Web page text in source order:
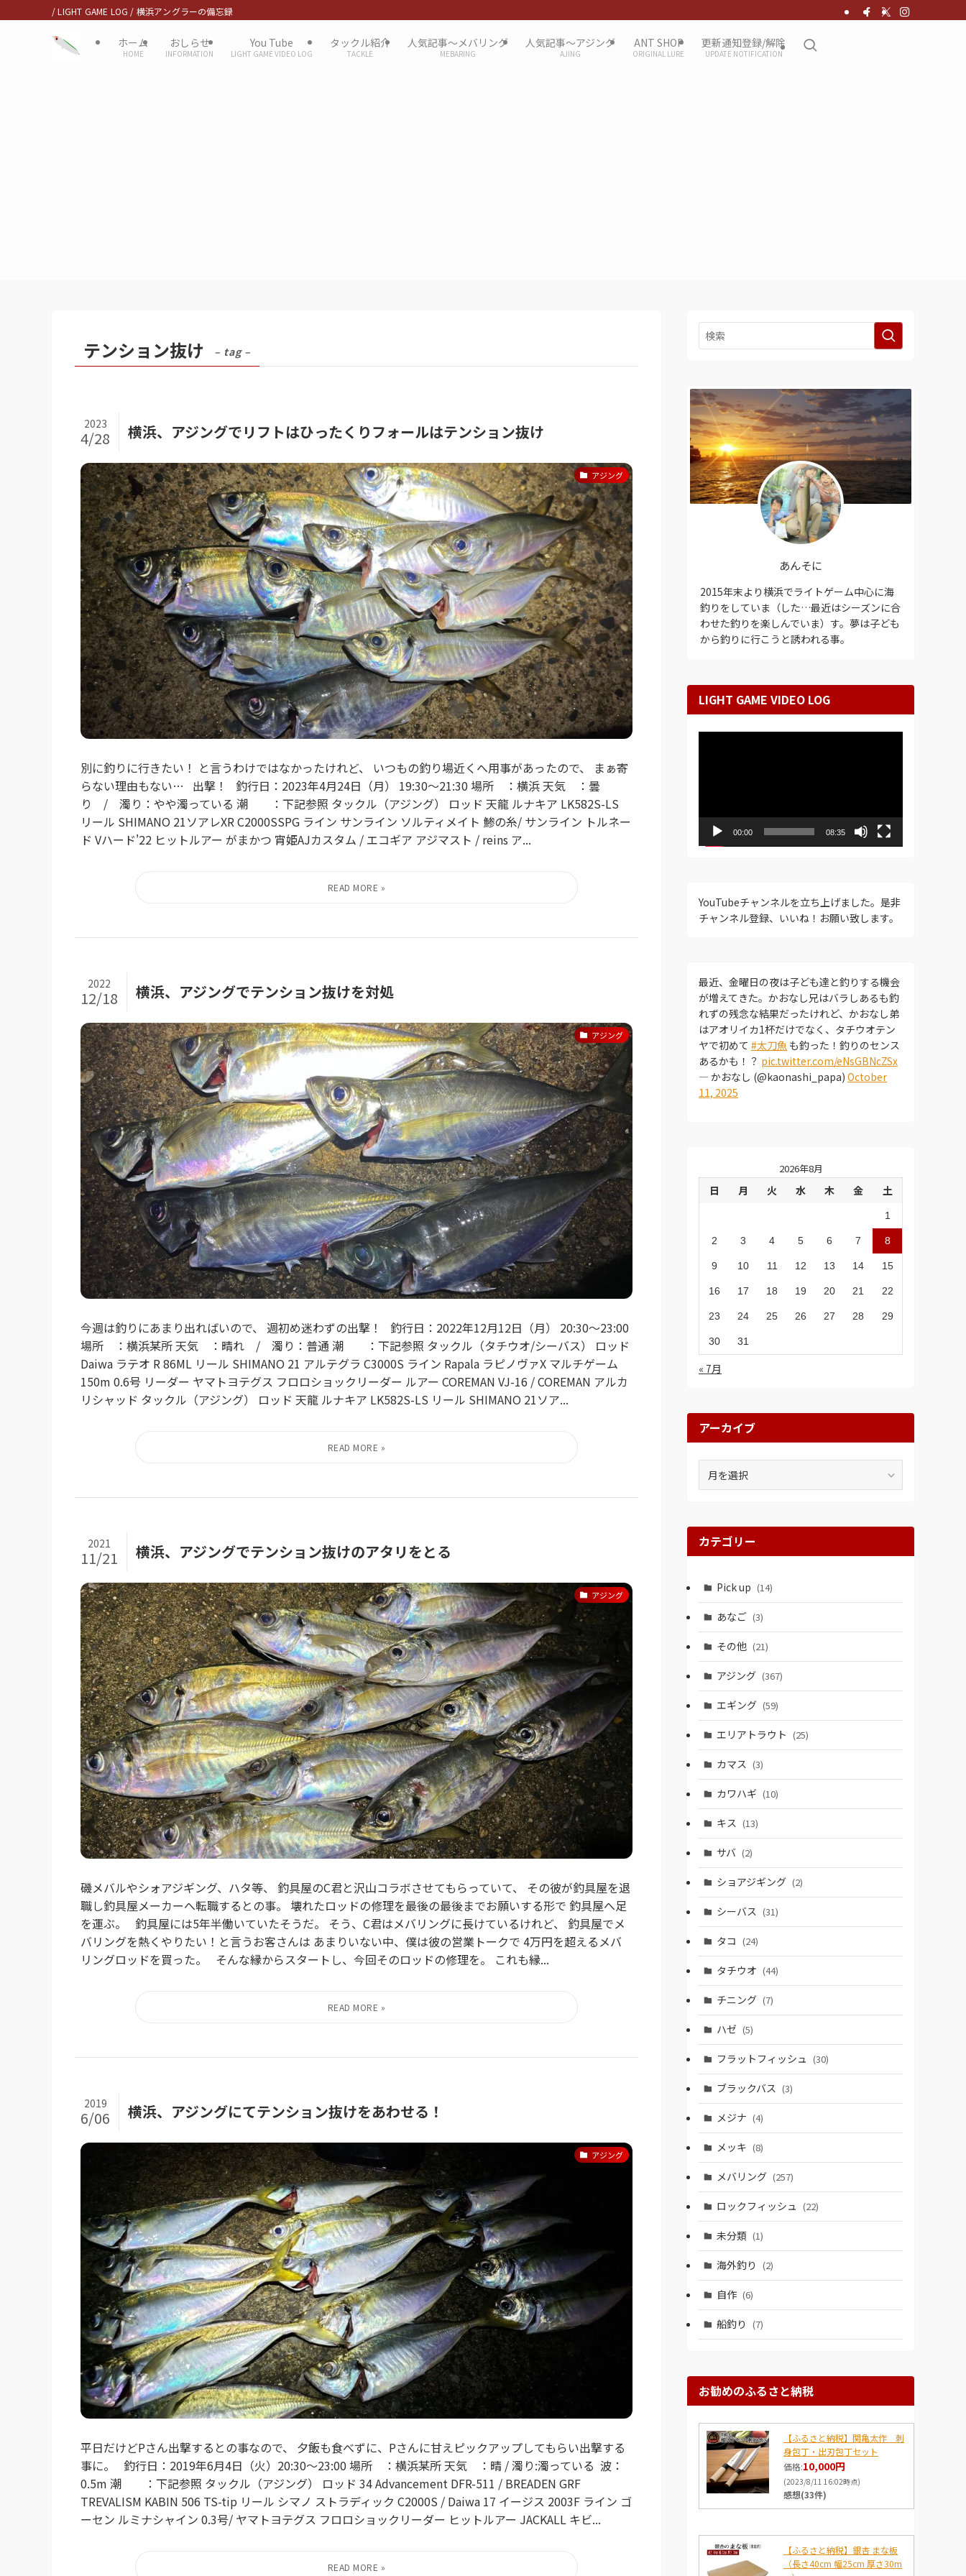
/ LIGHT GAME LOG / 横浜アングラーの備忘録
ホーム
HOME
おしらせ
INFORMATION
You Tube
LIGHT GAME VIDEO LOG
タックル紹介
TACKLE
人気記事〜メバリング
MEBARING
人気記事〜アジング
AJING
ANT SHOP
ORIGINAL LURE
更新通知登録/解除
UPDATE NOTIFICATION
テンション抜け – tag –
横浜、アジングでリフトはひったくりフォールはテンション抜け
2023
4/28
アジング
別に釣りに行きたい！ と言うわけではなかったけれど、 いつもの釣り場近くへ用事があったので、 まぁ寄
らない理由もない… 出撃！ 釣行日：2023年4月24日（月） 19:30〜21:30 場所 ：横浜 天気 ：曇
り / 濁り：やや濁っている 潮 ：下記参照 タックル（アジング） ロッド 天龍 ルナキア LK582S-LS
リール SHIMANO 21ソアレXR C2000SSPG ライン サンライン ソルティメイト 鯵の糸/ サンライン トルネー
ド Vハード'22 ヒットルアー がまかつ 宵姫AJカスタム / エコギア アジマスト / reins ア...
横浜、アジングでテンション抜けを対処
2022
12/18
アジング
今週は釣りにあまり出ればいので、 週初め迷わずの出撃！ 釣行日：2022年12月12日（月） 20:30〜23:00
場所 ：横浜某所 天気 ：晴れ / 濁り：普通 潮 ：下記参照 タックル（タチウオ/シーバス） ロッド
Daiwa ラテオ R 86ML リール SHIMANO 21 アルテグラ C3000S ライン Rapala ラピノヴァX マルチゲーム
150m 0.6号 リーダー ヤマトヨテグス フロロショックリーダー ルアー COREMAN VJ-16 / COREMAN アルカ
リシャッド タックル（アジング） ロッド 天龍 ルナキア LK582S-LS リール SHIMANO 21ソア...
横浜、アジングでテンション抜けのアタリをとる
2021
11/21
アジング
磯メバルやシォアジギング、ハタ等、 釣具屋のC君と沢山コラボさせてもらっていて、 その彼が釣具屋を退
職し釣具屋メーカーへ転職するとの事。 壊れたロッドの修理を最後の最後までお願いする形で 釣具屋へ足
を運ぶ。 釣具屋には5年半働いていたそうだ。 そう、C君はメバリングに長けているけれど、 釣具屋でメ
バリングを熱くやりたい！と言うお客さんは あまりいない中、僕は彼の営業トークで 4万円を超えるメバ
リングロッドを買った。 そんな縁からスタートし、今回そのロッドの修理を。 これも縁...
横浜、アジングにてテンション抜けをあわせる！
2019
6/06
アジング
平日だけどPさん出撃するとの事なので、 夕飯も食べずに、Pさんに甘えピックアップしてもらい出撃する
事に。 釣行日：2019年6月4日（火）20:30～23:00 場所 ：横浜某所 天気 ：晴 / 濁り:濁っている 波：
0.5m 潮 ：下記参照 タックル（アジング） ロッド 34 Advancement DFR-511 / BREADEN GRF
TREVALISM KABIN 506 TS-tip リール シマノ ストラディック C2000S / Daiwa 17 イージス 2003F ライン ゴ
ーセン ルミナシャイン 0.3号/ ヤマトヨテグス フロロショックリーダー ヒットルアー JACKALL キビ...
あんそに
2015年末より横浜でライトゲーム中心に海
釣りをしていま（した…最近はシーズンに合
わせた釣りを楽しんでいま）す。夢は子ども
から釣りに行こうと誘われる事。
LIGHT GAME VIDEO LOG
ヤ
00:00 08:35
YouTubeチャンネルを立ち上げました。是非
チャンネル登録、いいね！お願い致します。
最近、金曜日の夜は子ども達と釣りする機会
が増えてきた。かおなし兄はバラしあるも釣
れずの残念な結果だったけれど、かおなし弟
はアオリイカ1杯だけでなく、タチウオテン
ヤで初めて #太刀魚 も釣った！釣りのセンス
あるかも！？ pic.twitter.com/eNsGBNcZSx
— かおなし (@kaonashi_papa) October
11, 2025
2026年8月
日 月 火 水 木 金 土
1
2 3 4 5 6 7 8
9 10 11 12 13 14 15
16 17 18 19 20 21 22
23 24 25 26 27 28 29
30 31
« 7月
アーカイブ
ブ
カテゴリー
Pick up (14)
あなご (3)
その他 (21)
アジング (367)
エギング (59)
エリアトラウト (25)
カマス (3)
カワハギ (10)
キス (13)
サバ (2)
ショアジギング (2)
シーバス (31)
タコ (24)
タチウオ (44)
チニング (7)
ハゼ (5)
フラットフィッシュ (30)
ブラックバス (3)
メジナ (4)
メッキ (8)
メバリング (257)
ロックフィッシュ (22)
未分類 (1)
海外釣り (2)
自作 (6)
船釣り (7)
お勧めのふるさと納税
【ふるさと納税】関亀太作 刺
身包丁・出刃包丁セット
価格:10,000円
(2023/8/11 16:02時点)
感想(33件)
【ふるさと納税】銀杏 まな板
（長さ40cm 幅25cm 厚さ30m